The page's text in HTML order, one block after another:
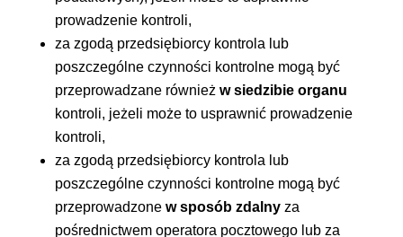
prowadzenie kontroli,
za zgodą przedsiębiorcy kontrola lub
poszczególne czynności kontrolne mogą być
przeprowadzane również w siedzibie organu
kontroli, jeżeli może to usprawnić prowadzenie
kontroli,
za zgodą przedsiębiorcy kontrola lub
poszczególne czynności kontrolne mogą być
przeprowadzone w sposób zdalnyza
pośrednictwem operatora pocztowego lub za